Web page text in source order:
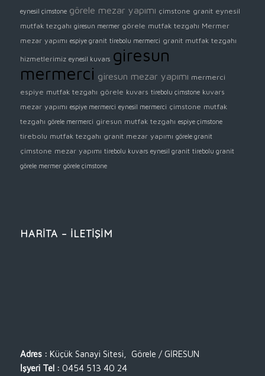
eynesil çimstone görele mezar yapımı çimstone granit eynesil
mutfak tezgahı giresun mermer görele mutfak tezgahı Mermer
mezar yapımı espiye granit tirebolu mermerci granit mutfak tezgahı
hizmetlerimiz eynesil kuvars giresun
mermerci giresun mezar yapımı mermerci
espiye mutfak tezgahı görele kuvars tirebolu çimstone kuvars
mezar yapımı espiye mermerci eynesil mermerci çimstone mutfak
tezgahı görele mermerci giresun mutfak tezgahı espiye çimstone
tirebolu mutfak tezgahı granit mezar yapımı görele granit
çimstone mezar yapımı tirebolu kuvars eynesil granit tirebolu granit
görele mermer görele çimstone
HARİTA – İLETİŞİM
Adres : Küçük Sanayi Sitesi, Görele / GİRESUN
İşyeri Tel : 0454 513 40 24